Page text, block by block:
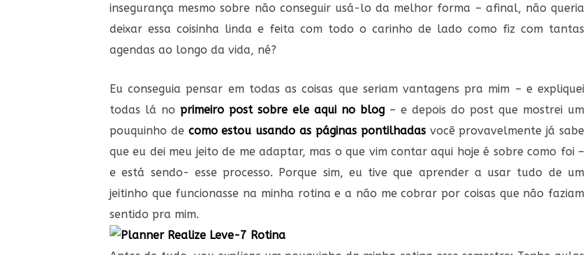
insegurança mesmo sobre não conseguir usá-lo da melhor forma – afinal, não queria
deixar essa coisinha linda e feita com todo o carinho de lado como fiz com tantas
agendas ao longo da vida, né?
Eu conseguia pensar em todas as coisas que seriam vantagens pra mim – e expliquei
todas lá no primeiro post sobre ele aqui no blog – e depois do post que mostrei um
pouquinho de como estou usando as páginas pontilhadasvocê provavelmente já sabe
que eu dei meu jeito de me adaptar, mas o que vim contar aqui hoje é sobre como foi –
e está sendo- esse processo. Porque sim, eu tive que aprender a usar tudo de um
jeitinho que funcionasse na minha rotina e a não me cobrar por coisas que não faziam
sentido pra mim.